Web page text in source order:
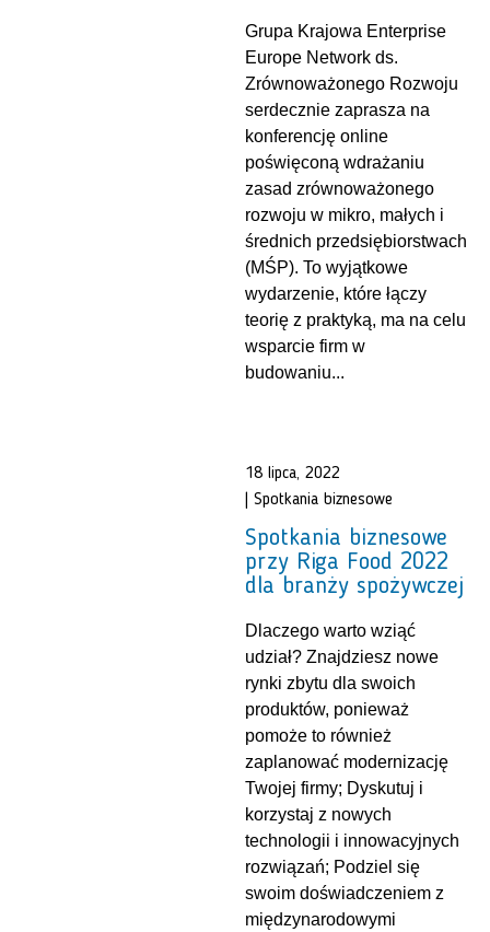
Grupa Krajowa Enterprise
Europe Network ds.
Zrównoważonego Rozwoju
serdecznie zaprasza na
konferencję online
poświęconą wdrażaniu
zasad zrównoważonego
rozwoju w mikro, małych i
średnich przedsiębiorstwach
(MŚP). To wyjątkowe
wydarzenie, które łączy
teorię z praktyką, ma na celu
wsparcie firm w
budowaniu...
18 lipca, 2022
Spotkania biznesowe
Spotkania biznesowe
przy Riga Food 2022
dla branży spożywczej
Dlaczego warto wziąć
udział? Znajdziesz nowe
rynki zbytu dla swoich
produktów, ponieważ
pomoże to również
zaplanować modernizację
Twojej firmy; Dyskutuj i
korzystaj z nowych
technologii i innowacyjnych
rozwiązań; Podziel się
swoim doświadczeniem z
międzynarodowymi